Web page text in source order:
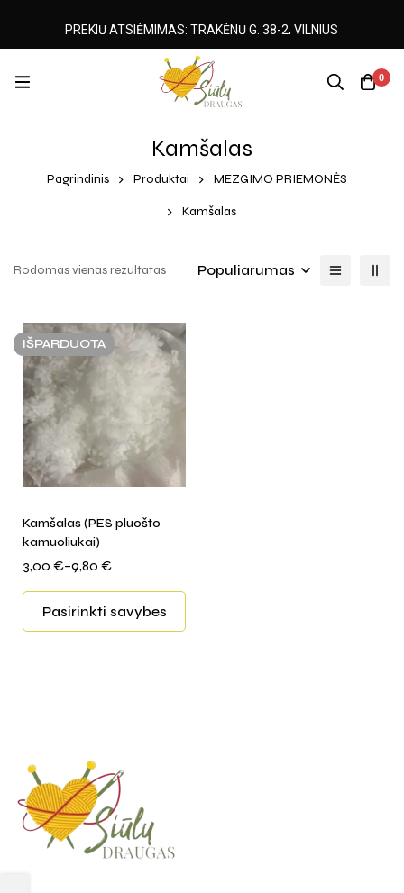
0
Kamšalas
Pagrindinis Produktai MEZGIMO PRIEMONĖS
Kamšalas
Rodomas vienas rezultatas Populiarumas
IŠPARDUOTA
Kamšalas (PES pluošto
kamuoliukai)
3,00 €–9,80 €
Pasirinkti savybes
PREKIŲ ATSIĖMIMAS: TRAKĖNŲ G. 38-2, VILNIUS